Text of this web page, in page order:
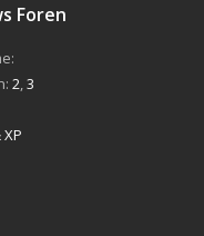
Foren
2 3